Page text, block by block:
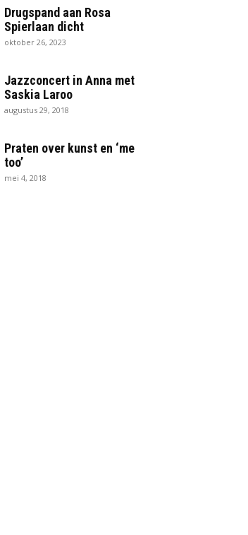
Drugspand aan Rosa
Spierlaan dicht
oktober 26, 2023
Jazzconcert in Anna met
Saskia Laroo
augustus 29, 2018
Praten over kunst en ‘me
too’
mei 4, 2018